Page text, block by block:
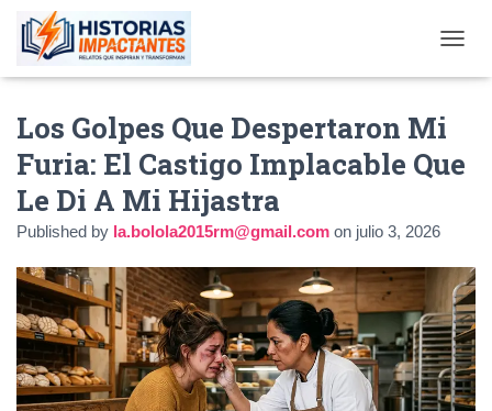
Los Golpes Que Despertaron Mi
Furia: El Castigo Implacable Que
Le Di A Mi Hijastra
Published by la.bolola2015rm@gmail.com on julio 3, 2026